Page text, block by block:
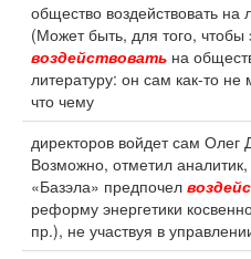
общество воздействовать на
(Может быть, для того, чтобы
воздействовать на
литературу: он сам как-то не
что чему
директоров войдет сам Олег
Возможно, отметил аналитик,
«Базэла» предпочел
реформу энергетики
пр.), не участвуя в